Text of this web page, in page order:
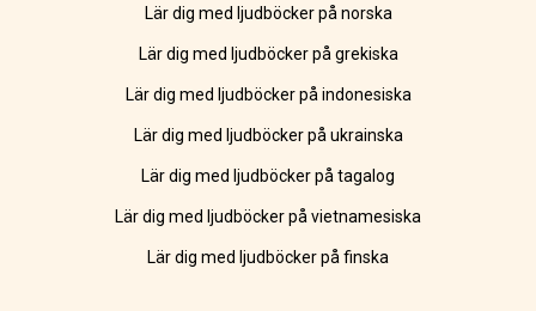
Lär dig med ljudböcker på norska
Lär dig med ljudböcker på grekiska
Lär dig med ljudböcker på indonesiska
Lär dig med ljudböcker på ukrainska
Lär dig med ljudböcker på tagalog
Lär dig med ljudböcker på vietnamesiska
Lär dig med ljudböcker på finska